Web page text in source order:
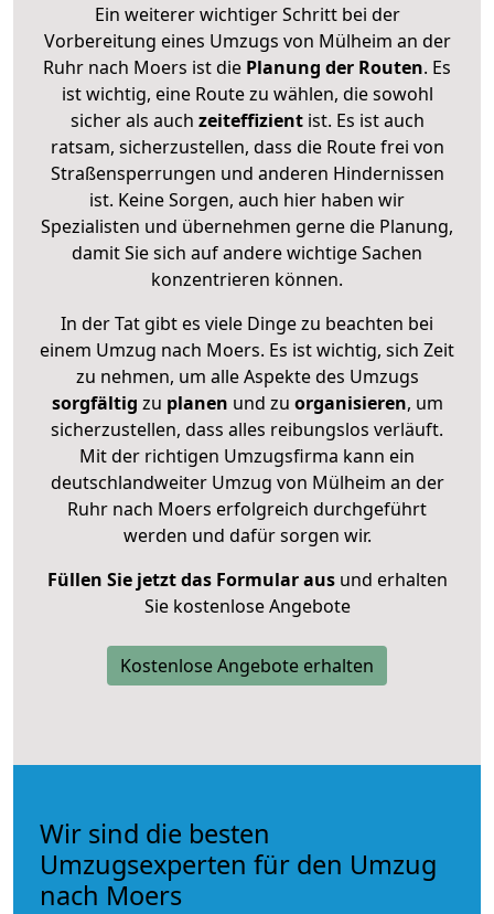
Ein weiterer wichtiger Schritt bei der
Vorbereitung eines Umzugs von Mülheim an der
Ruhr nach Moers ist die Planung der Routen. Es
ist wichtig, eine Route zu wählen, die sowohl
sicher als auch zeiteffizientist. Es ist auch
ratsam, sicherzustellen, dass die Route frei von
Straßensperrungen und anderen Hindernissen
ist. Keine Sorgen, auch hier haben wir
Spezialisten und übernehmen gerne die Planung,
damit Sie sich auf andere wichtige Sachen
konzentrieren können.
In der Tat gibt es viele Dinge zu beachten bei
einem Umzug nach Moers. Es ist wichtig, sich Zeit
zu nehmen, um alle Aspekte des Umzugs
sorgfältig zu planen und zu organisieren, um
sicherzustellen, dass alles reibungslos verläuft.
Mit der richtigen Umzugsfirma kann ein
deutschlandweiter Umzug von Mülheim an der
Ruhr nach Moers erfolgreich durchgeführt
werden und dafür sorgen wir.
Füllen Sie jetzt das Formular ausund erhalten
Sie kostenlose Angebote
Kostenlose Angebote erhalten
Wir sind die besten
Umzugsexperten für den Umzug
nach Moers